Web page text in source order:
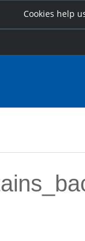
Cookies help